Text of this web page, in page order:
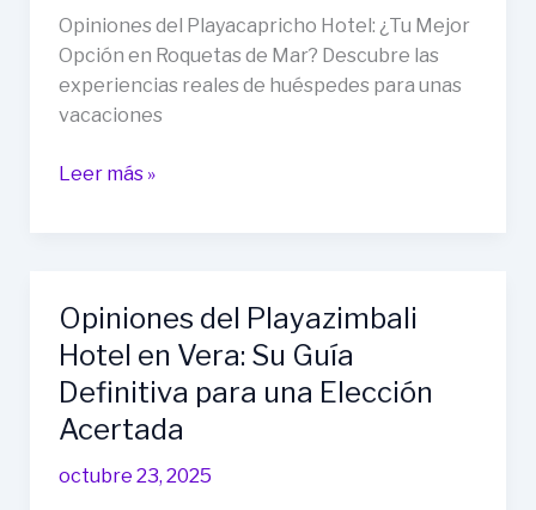
Opiniones del Playacapricho Hotel: ¿Tu Mejor
Opción en Roquetas de Mar? Descubre las
experiencias reales de huéspedes para unas
vacaciones
Opiniones
Mejor
Opción
en
de
Mar?
Leer más »
Opiniones del Playazimbali
Hotel en Vera: Su Guía
Definitiva para una Elección
Acertada
octubre 23, 2025